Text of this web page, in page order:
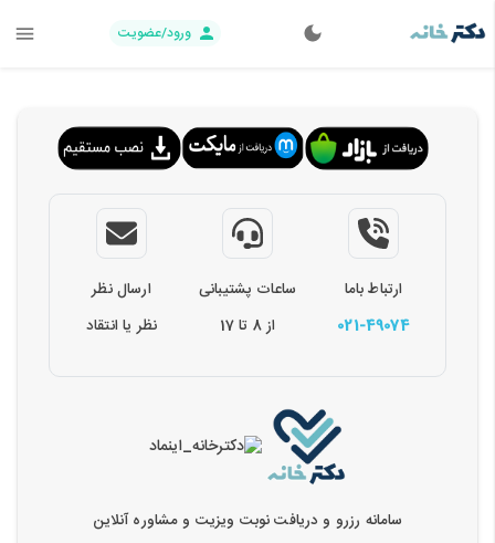
ورود/عضویت
ارتباط باما
021-49074
ساعات پشتیبانی
از 8 تا 17
ارسال نظر
نظر یا انتقاد
سامانه رزرو و دریافت نوبت ویزیت و مشاوره آنلاین